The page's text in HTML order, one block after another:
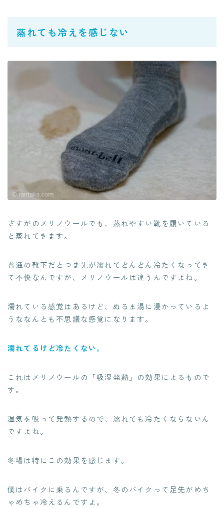
蒸れても冷えを感じない
さすがのメリノウールでも、蒸れやすい靴を履いている
と蒸れてきます。
普通の靴下だとつま先が濡れてどんどん冷たくなってき
て不快なんですが、メリノウールは違うんですよね。
濡れている感覚はあるけど、ぬるま湯に浸かっているよ
うななんとも不思議な感覚になります。
濡れてるけど冷たくない。
これはメリノウールの「吸湿発熱」の効果によるもので
す。
湿気を吸って発熱するので、濡れても冷たくならないん
ですよね。
冬場は特にこの効果を感じます。
僕はバイクに乗るんですが、冬のバイクって足先がめち
ゃめちゃ冷えるんですよ。